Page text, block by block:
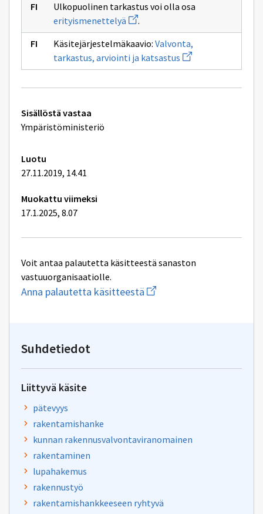
Ulkopuolinen tarkastus voi olla osa
erityismenettelyä Avaa
uuden
ikkunan
sivulle
erityismenettelyä
.
Käsitejärjestelmäkaavio: Valvonta,
tarkastus, arviointi ja katsastus Avaa
uuden
ikkunan
Tekniset
lisätiedot
Sisällöstä vastaa
Ympäristöministeriö
Luotu
27.11.2019, 14.41
Muokattu viimeksi
17.1.2025, 8.07
Voit antaa palautetta käsitteestä sanaston
vastuuorganisaatiolle.
Anna palautetta käsitteestä Aloita
uuden
Suhdetiedot
Liittyvä käsite
pätevyys
rakentamishanke
kunnan rakennusvalvontaviranomainen
rakentaminen
lupahakemus
rakennustyö
rakentamishankkeeseen ryhtyvä